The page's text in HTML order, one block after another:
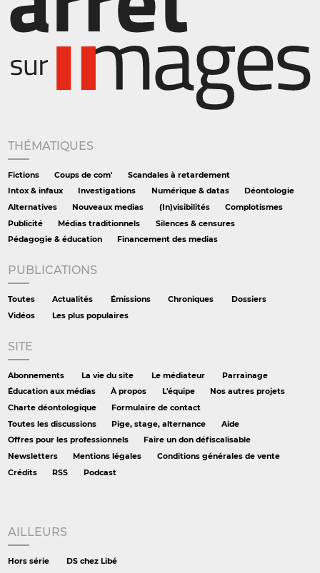
THÉMATIQUES
Fictions Coups de com'
Scandales à retardement
Intox & infaux
Investigations Numérique & datas
Déontologie
Alternatives
Nouveaux medias (In)visibilités
Complotismes
Publicité
Médias traditionnels
Silences & censures
Pédagogie & éducation
Financement des medias
PUBLICATIONS
Toutes Actualités Émissions Chroniques
Dossiers
Vidéos
Les plus populaires
SITE
Abonnements La vie du site Le médiateur
Parrainage
Éducation aux médias
À propos L'équipe
Nos autres projets
Charte déontologique
Formulaire de contact
Toutes les discussions
Pige, stage, alternance
Aide
Offres pour les professionnels
Faire un don défiscalisable
Newsletters
Mentions légales
Conditions générales de vente
Crédits
RSS Podcast
AILLEURS
Hors série DS chez Libé